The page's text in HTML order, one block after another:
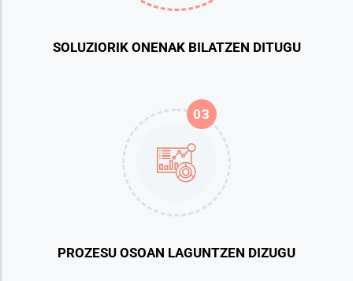
SOLUZIORIK ONENAK BILATZEN DITUGU
03
PROZESU OSOAN LAGUNTZEN DIZUGU